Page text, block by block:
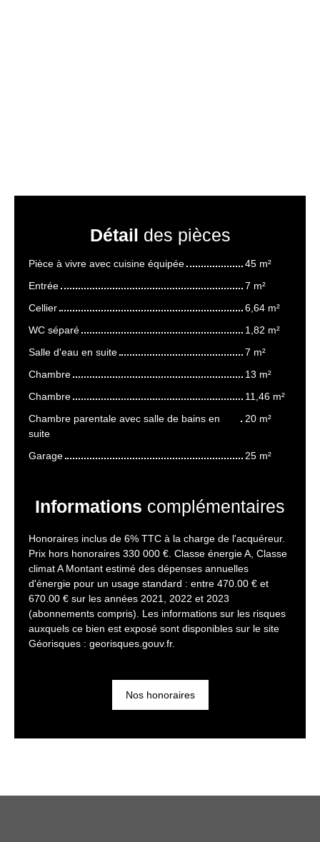
Détail des pièces
Pièce à vivre avec cuisine équipée
45 m²
Entrée
7 m²
Cellier
6,64 m²
WC séparé
1,82 m²
Salle d'eau en suite
7 m²
Chambre
13 m²
Chambre
11,46 m²
Chambre parentale avec salle de bains en
suite
20 m²
Garage 25 m²
Informations complémentaires
Honoraires inclus de 6% TTC à la charge de l'acquéreur.
Prix hors honoraires 330 000 €. Classe énergie A, Classe
climat A Montant estimé des dépenses annuelles
d'énergie pour un usage standard : entre 470.00 € et
670.00 € sur les années 2021, 2022 et 2023
(abonnements compris). Les informations sur les risques
auxquels ce bien est exposé sont disponibles sur le site
Géorisques : georisques.gouv.fr.
Nos honoraires